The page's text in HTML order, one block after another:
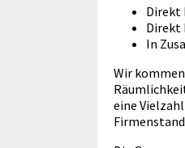
Direkt
Direkt
In
Wir
eine